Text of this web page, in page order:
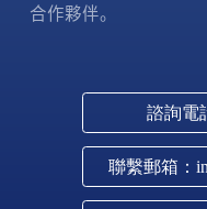
合作夥伴。
諮詢電
聯繫郵箱：